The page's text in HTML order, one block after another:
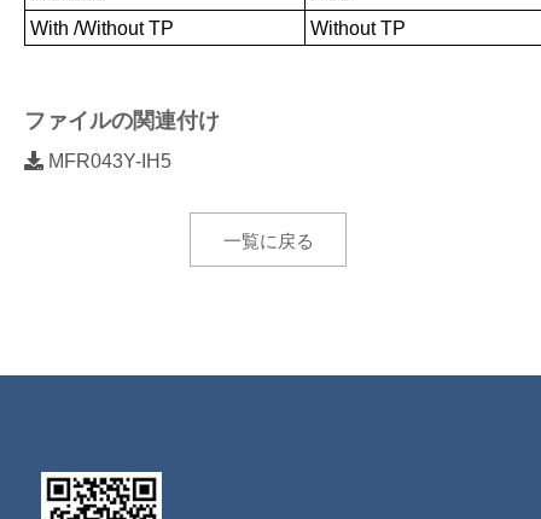
With /Without TP
Without TP
ファイルの関連付け
MFR043Y-IH5
一覧に戻る